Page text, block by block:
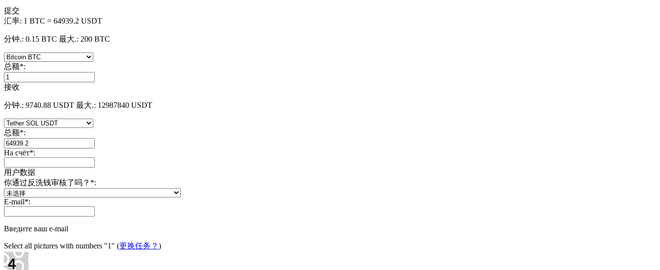
提交
汇率: 1 BTC = 64939.2 USDT
分钟.: 0.15 BTC 最大.: 200 BTC
总额*:
接收
分钟.: 9740.88 USDT 最大.: 12987840 USDT
总额*:
На счёт*:
用户数据
你通过反洗钱审核了吗？ *:
E-mail*:
Введите ваш e-mail
Select all pictures with numbers "1" (更换任务？ )